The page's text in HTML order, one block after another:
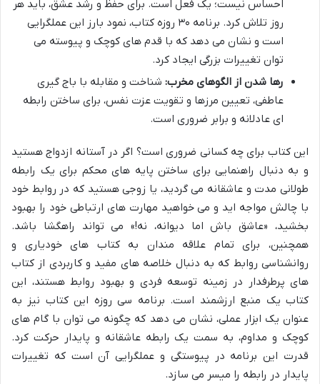
احساس نیست؛ یک فعل است. برای حفظ و رشد عشق، باید هر
روز تلاش کرد. برنامه ۳۰ روزه کتاب، نمود بارز این عملگرایی
است و نشان می دهد که با قدم های کوچک و پیوسته می
توان تغییرات بزرگی ایجاد کرد.
رها شدن از الگوهای مخرب: شناخت و مقابله با باج گیری
عاطفی، تعیین مرزها و تقویت عزت نفس، برای ساختن رابطه
ای عادلانه و برابر ضروری است.
این کتاب برای چه کسانی ضروری است؟ اگر در آستانه ازدواج هستید
و به دنبال راهنمایی برای ساختن پایه های محکم برای یک رابطه
طولانی مدت و عاشقانه می گردید، یا زوجی هستید که در روابط خود
با چالش مواجه اید و می خواهید مهارت های ارتباطی خود را بهبود
بخشید، «عاشق باش اما دیوانه، نه!» می تواند راهگشا باشد.
همچنین، برای تمام علاقه مندان به کتاب های خودیاری و
روانشناسی روابط که به دنبال خلاصه های مفید و کاربردی از کتاب
های پرطرفدار در زمینه توسعه فردی و بهبود روابط هستند، این
کتاب یک منبع ارزشمند است. برنامه سی روزه این کتاب نیز به
عنوان یک ابزار عملی، نشان می دهد که چگونه می توان با گام های
کوچک و مداوم، به سمت یک رابطه عاشقانه و پایدار حرکت کرد.
قدرت این برنامه در پیوستگی و عملگرایی آن است که تغییرات
پایدار در رابطه را میسر می سازد.